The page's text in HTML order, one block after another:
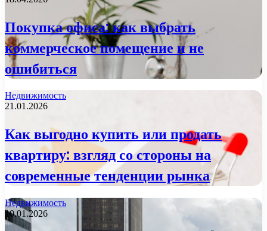
Покупка офиса: как выбрать
коммерческое помещение и не
ошибиться
Недвижимость
21.01.2026
Как выгодно купить или продать
квартиру: взгляд со стороны на
современные тенденции рынка
Недвижимость
10.01.2026